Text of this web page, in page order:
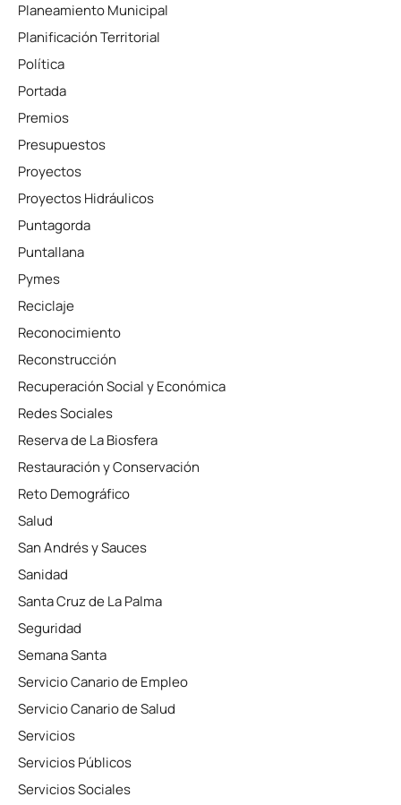
Planeamiento Municipal
Planificación Territorial
Política
Portada
Premios
Presupuestos
Proyectos
Proyectos Hidráulicos
Puntagorda
Puntallana
Pymes
Reciclaje
Reconocimiento
Reconstrucción
Recuperación Social y Económica
Redes Sociales
Reserva de La Biosfera
Restauración y Conservación
Reto Demográfico
Salud
San Andrés y Sauces
Sanidad
Santa Cruz de La Palma
Seguridad
Semana Santa
Servicio Canario de Empleo
Servicio Canario de Salud
Servicios
Servicios Públicos
Servicios Sociales